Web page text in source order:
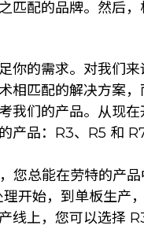
匹配的品牌。然后
你的需求。对我们
相匹配的解决方案
我们的产品。从现
产品：R3、R5 和 R7
您总能在劳特的产品
开始，到单板生产
线上，您可以选择